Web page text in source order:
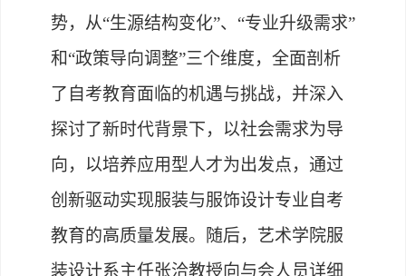
势，从“生源结构变化”、“专业升级需求”
和“政策导向调整”三个维度，全面剖析
了自考教育面临的机遇与挑战，并深入
探讨了新时代背景下，以社会需求为导
向，以培养应用型人才为出发点，通过
创新驱动实现服装与服饰设计专业自考
教育的高质量发展。随后，艺术学院服
装设计系主任张洽教授向与会人员详细